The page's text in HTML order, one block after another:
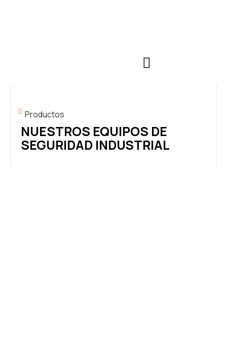
Productos
NUESTROS EQUIPOS DE
SEGURIDAD INDUSTRIAL